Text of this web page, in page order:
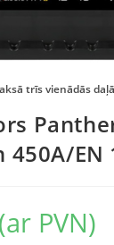
trīs vienādās
450A/EN
(ar PVN)